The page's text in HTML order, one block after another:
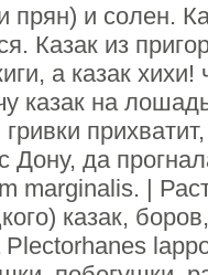
прян) и солен.
Казак из
а казак хихи!
казак на
гривки
Дону, да
marginalis. |
казак,